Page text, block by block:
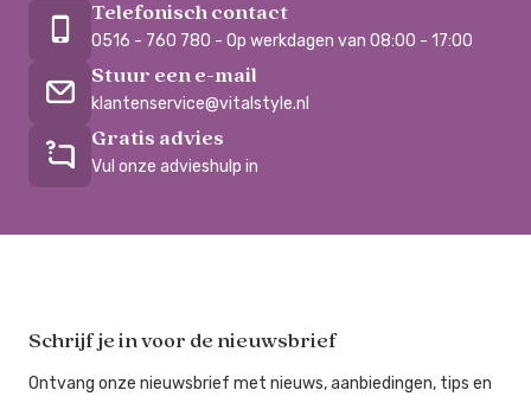
Telefonisch contact
0516 - 760 780 - Op werkdagen van 08:00 - 17:00
Stuur een e-mail
klantenservice@vitalstyle.nl
Gratis advies
Vul onze advieshulp in
Schrijf je in voor de nieuwsbrief
Ontvang onze nieuwsbrief met nieuws, aanbiedingen, tips en